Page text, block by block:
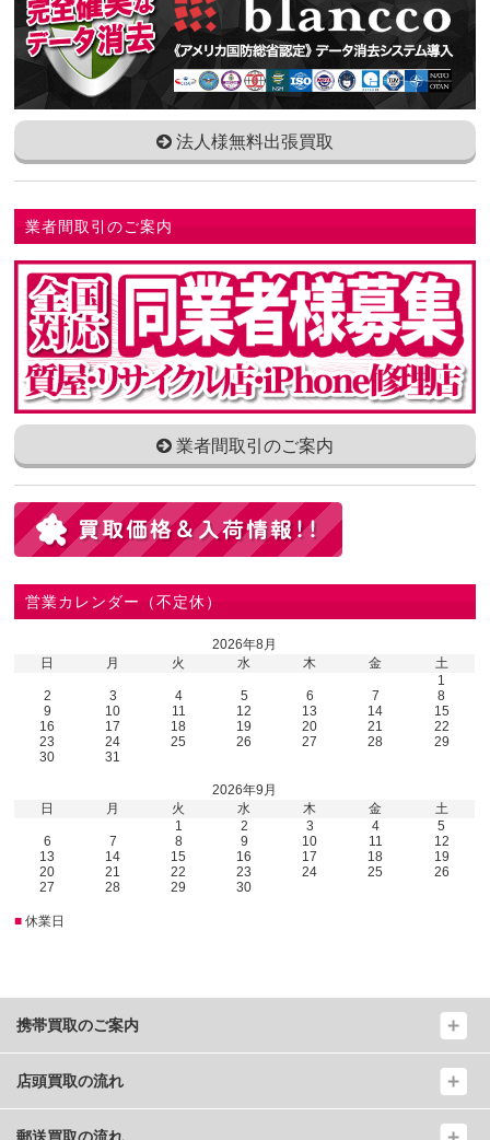
法人様無料出張買取
業者間取引のご案内
業者間取引のご案内
営業カレンダー（不定休）
2026年8月
日
月 火 水 木 金
土
1
2
3 4 5 6 7
8
9
10 11 12 13 14
15
16
17 18 19 20 21
22
23
24 25 26 27 28
29
30
31
2026年9月
日
月 火 水 木 金
土
1
2 3 4
5
6
7 8 9 10 11
12
13
14 15 16 17 18
19
20
21 22 23 24 25
26
27
28 29 30
■ 休業日
携帯買取のご案内
店頭買取の流れ